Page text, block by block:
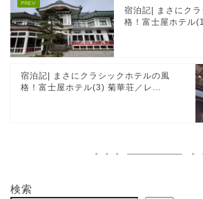
宿泊記| まさにク
格！富士屋ホテ
宿泊記| まさにクラシックホテルの風
格！富士屋ホテル(3) 菊華荘／レ...
検索